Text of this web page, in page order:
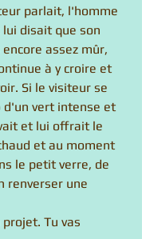
parlait, l'homme
lui disait que son
assez mûr,
à y croire et
Si le visiteur se
vert intense et
et lui offrait le
et au moment
le petit verre, de
renverser une
Tu vas